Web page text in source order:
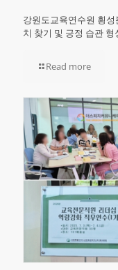
강원도교육연수원 횡
치 찾기 및 긍정 습관 형
Read more